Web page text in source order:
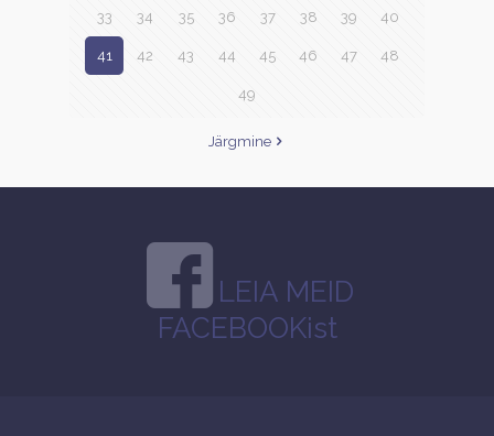
33 34 35 36 37 38 39 40
41 42 43 44 45 46 47 48
49
Järgmine
LEIA MEID
FACEBOOKist